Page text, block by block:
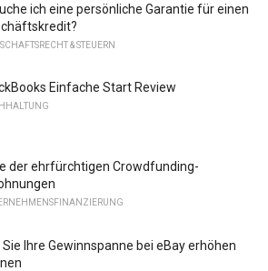
ich eine persönliche Garantie für einen
& STEUERN
Einfache Start Review
der ehrfürchtigen Crowdfunding-
Sie Ihre Gewinnspanne bei eBay erhöhen